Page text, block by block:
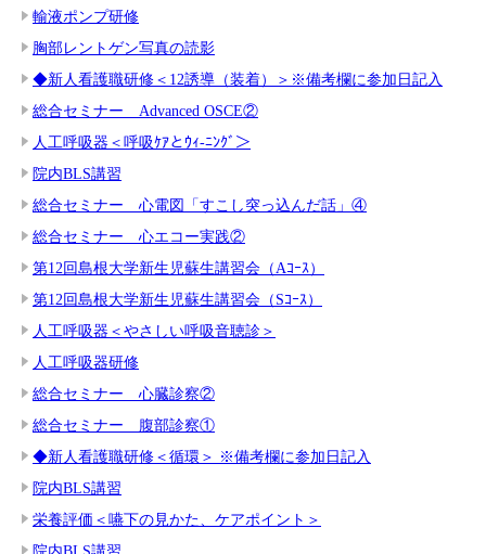
輸液ポンプ研修
胸部レントゲン写真の読影
◆新人看護職研修＜12誘導（装着）＞※備考欄に参加日記入
総合セミナー Advanced OSCE②
人工呼吸器＜呼吸ｹｱとｳｨ-ﾆﾝｸﾞ＞
院内BLS講習
総合セミナー 心電図「すこし突っ込んだ話」④
総合セミナー 心エコー実践②
第12回島根大学新生児蘇生講習会（Aｺｰｽ）
第12回島根大学新生児蘇生講習会（Sｺｰｽ）
人工呼吸器＜やさしい呼吸音聴診＞
人工呼吸器研修
総合セミナー 心臓診察②
総合セミナー 腹部診察①
◆新人看護職研修＜循環＞ ※備考欄に参加日記入
院内BLS講習
栄養評価＜嚥下の見かた、ケアポイント＞